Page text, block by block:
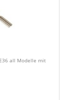
E36 all Modelle mit